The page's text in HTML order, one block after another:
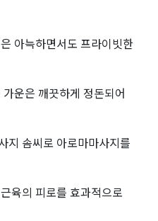
아늑하면서도 프라이빗한
운은 깨끗하게 정돈되어
지 솜씨로 아로마마사지를
육의 피로를 효과적으로